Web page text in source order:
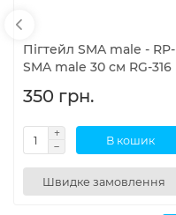
Пігтейл SMA male - RP-
SMA male 30 см RG-316
350 грн.
В кошик
Швидке замовлення